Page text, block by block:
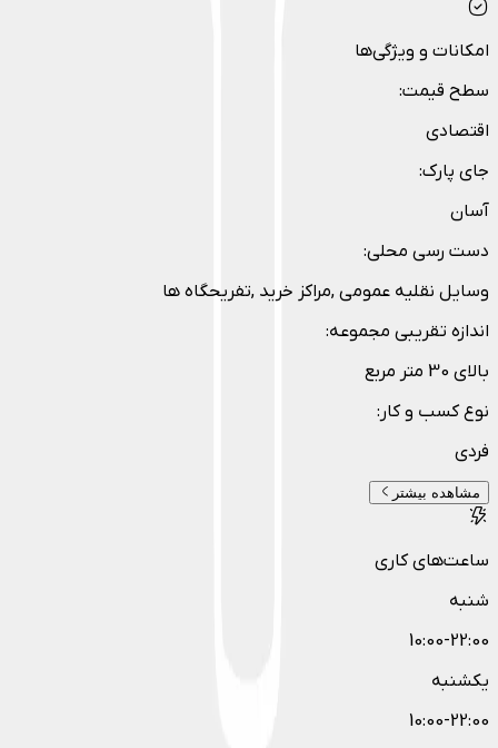
امکانات و ویژگی‌ها
سطح قیمت:
اقتصادی
جای پارک:
آسان
دست رسی محلی:
وسایل نقلیه عمومی ,مراکز خرید ,تفریحگاه ها
اندازه تقریبی مجموعه:
بالای 30 متر مربع
نوع کسب و کار :
فردی
مشاهده بیشتر
ساعت‌های کاری
شنبه
10:00-22:00
یکشنبه
10:00-22:00